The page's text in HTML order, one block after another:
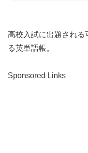
高校入試に出題され
る英単語帳。
Sponsored Links